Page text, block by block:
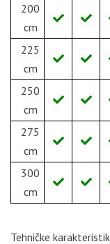
200
cm
225
cm
250
cm
275
cm
300
cm
Tehničke